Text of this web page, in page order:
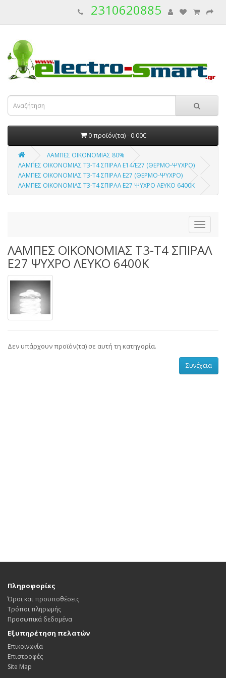
2310620885
0 προϊόν(τα) - 0.00€
ΛΑΜΠΕΣ ΟΙΚΟΝΟΜΙΑΣ 80%
ΛΑΜΠΕΣ ΟΙΚΟΝΟΜΙΑΣ Τ3-Τ4 ΣΠΙΡΑΛ Ε14/Ε27 (ΘΕΡΜΟ-ΨΥΧΡΟ)
ΛΑΜΠΕΣ ΟΙΚΟΝΟΜΙΑΣ Τ3-Τ4 ΣΠΙΡΑΛ Ε27 (ΘΕΡΜΟ-ΨΥΧΡΟ)
ΛΑΜΠΕΣ ΟΙΚΟΝΟΜΙΑΣ Τ3-Τ4 ΣΠΙΡΑΛ Ε27 ΨΥΧΡΟ ΛΕΥΚΟ 6400Κ
ΛΑΜΠΕΣ ΟΙΚΟΝΟΜΙΑΣ Τ3-Τ4 ΣΠΙΡΑΛ
Ε27 ΨΥΧΡΟ ΛΕΥΚΟ 6400Κ
Δεν υπάρχουν προϊόν(τα) σε αυτή τη κατηγορία.
Συνέχεια
Πληροφορίες
Όροι και προϋποθέσεις
Τρόποι πληρωμής
Προσωπικά δεδομένα
Εξυπηρέτηση πελατών
Επικοινωνία
Επιστροφές
Site Map